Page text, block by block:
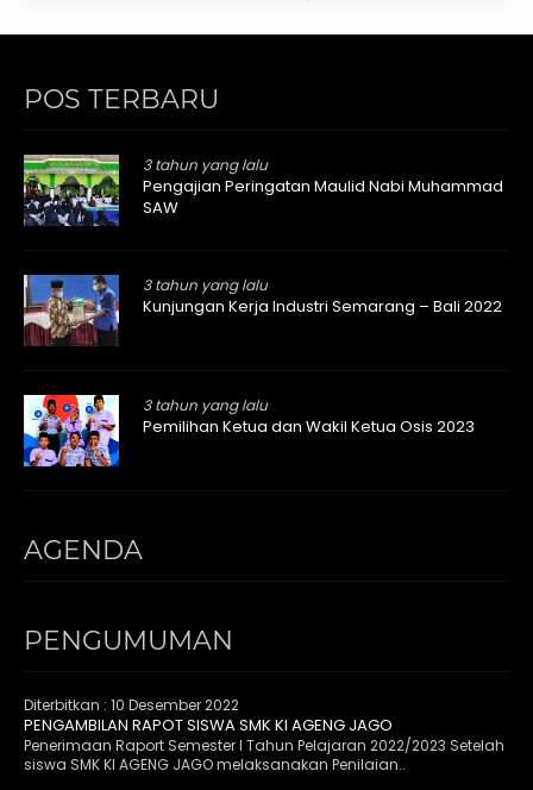
POS TERBARU
3 tahun yang lalu
Pengajian Peringatan Maulid Nabi Muhammad
SAW
3 tahun yang lalu
Kunjungan Kerja Industri Semarang – Bali 2022
3 tahun yang lalu
Pemilihan Ketua dan Wakil Ketua Osis 2023
AGENDA
PENGUMUMAN
Diterbitkan : 10 Desember 2022
PENGAMBILAN RAPOT SISWA SMK KI AGENG JAGO
Penerimaan Raport Semester I Tahun Pelajaran 2022/2023 Setelah
siswa SMK KI AGENG JAGO melaksanakan Penilaian..